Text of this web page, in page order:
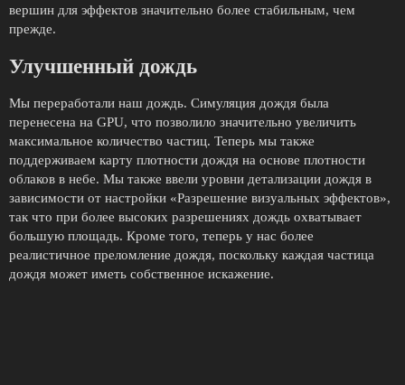
вершин для эффектов значительно более стабильным, чем
прежде.
Улучшенный дождь
Мы переработали наш дождь. Симуляция дождя была
перенесена на GPU, что позволило значительно увеличить
максимальное количество частиц. Теперь мы также
поддерживаем карту плотности дождя на основе плотности
облаков в небе. Мы также ввели уровни детализации дождя в
зависимости от настройки «Разрешение визуальных эффектов»,
так что при более высоких разрешениях дождь охватывает
большую площадь. Кроме того, теперь у нас более
реалистичное преломление дождя, поскольку каждая частица
дождя может иметь собственное искажение.